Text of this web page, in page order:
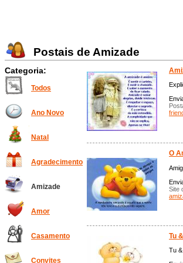
Postais de Amizade
Categoria:
Todos
Ano Novo
Natal
Agradecimento
Amizade
Amor
Casamento
Convites
O
Site
Tu
Tu